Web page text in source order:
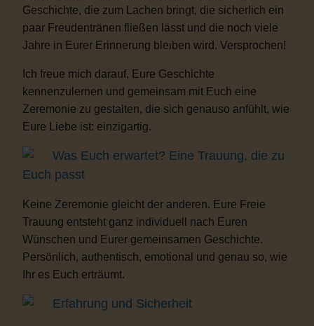
Geschichte, die zum Lachen bringt, die sicherlich ein
paar Freudentränen fließen lässt und die noch viele
Jahre in Eurer Erinnerung bleiben wird. Versprochen!
Ich freue mich darauf, Eure Geschichte
kennenzulernen und gemeinsam mit Euch eine
Zeremonie zu gestalten, die sich genauso anfühlt, wie
Eure Liebe ist: einzigartig.
Was Euch erwartet? Eine Trauung, die zu
Euch passt
Keine Zeremonie gleicht der anderen. Eure Freie
Trauung entsteht ganz individuell nach Euren
Wünschen und Eurer gemeinsamen Geschichte.
Persönlich, authentisch, emotional und genau so, wie
Ihr es Euch erträumt.
Erfahrung und Sicherheit